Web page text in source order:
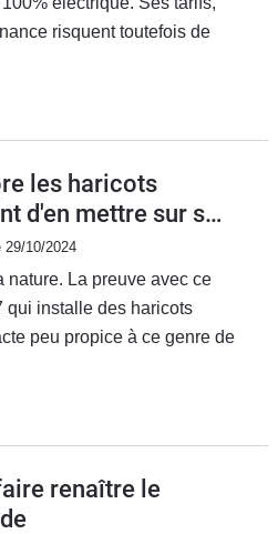
risquent toutefois de
les haricots
d'en mettre sur sa
première
29/10/2024
nature. La preuve avec ce
qui installe des haricots
peu propice à ce genre de
renaître le